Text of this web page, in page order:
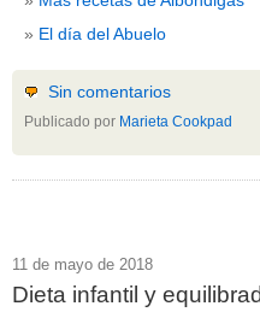
El día del Abuelo
Sin comentarios
Publicado por Marieta Cookpad
11 de mayo de 2018
Dieta infantil y